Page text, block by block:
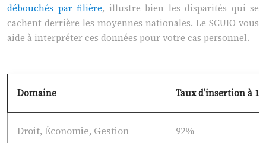
débouchés par filière, illustre bien les disparités qui se
cachent derrière les moyennes nationales. Le SCUIO vous
aide à interpréter ces données pour votre cas personnel.
Domaine Taux d’insertion à
Droit, Économie, Gestion 92%